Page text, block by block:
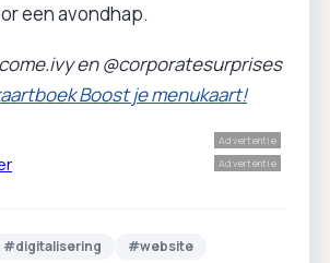
een avondhap.
en @corporatesurprises
Boost je menukaart!
Advertentie
Advertentie
#digitalisering #website